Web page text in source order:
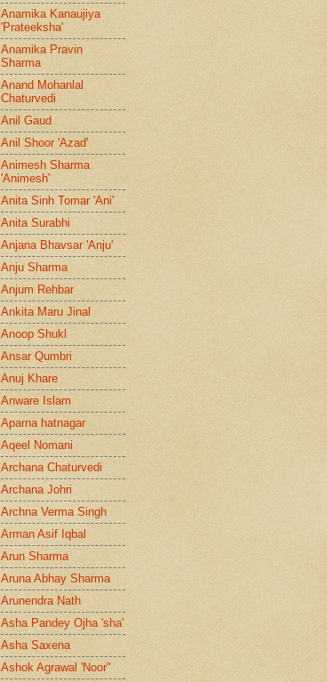
Anamika Kanaujiya
'Prateeksha'
Anamika Pravin
Sharma
Anand Mohanlal
Chaturvedi
Anil Gaud
Anil Shoor 'Azad'
Animesh Sharma
'Animesh'
Anita Sinh Tomar 'Ani'
Anita Surabhi
Anjana Bhavsar 'Anju'
Anju Sharma
Anjum Rehbar
Ankita Maru Jinal
Anoop Shukl
Ansar Qumbri
Anuj Khare
Anware Islam
Aparna hatnagar
Aqeel Nomani
Archana Chaturvedi
Archana Johri
Archna Verma Singh
Arman Asif Iqbal
Arun Sharma
Aruna Abhay Sharma
Arunendra Nath
Asha Pandey Ojha 'sha'
Asha Saxena
Ashok Agrawal 'Noor"